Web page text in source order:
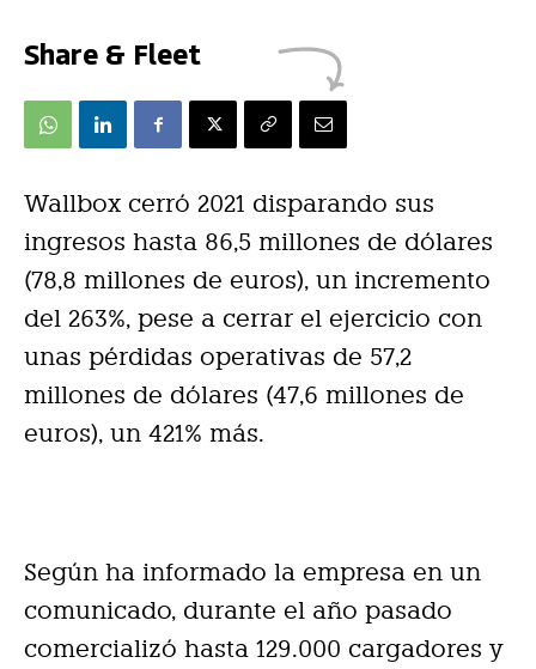
Share & Fleet
Wallbox cerró 2021 disparando sus
ingresos hasta 86,5 millones de dólares
(78,8 millones de euros), un incremento
del 263%, pese a cerrar el ejercicio con
unas pérdidas operativas de 57,2
millones de dólares (47,6 millones de
euros), un 421% más.
Según ha informado la empresa en un
comunicado, durante el año pasado
comercializó hasta 129.000 cargadores y